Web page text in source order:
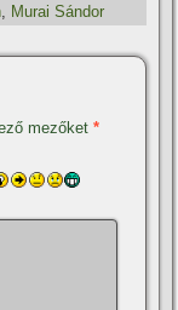
Murai Sándor
mezőket*